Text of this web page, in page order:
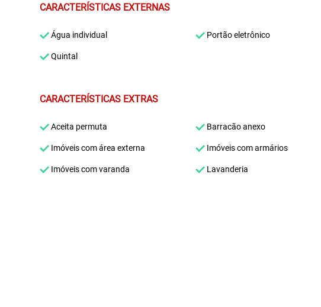
CARACTERÍSTICAS EXTERNAS
Água individual Portão eletrônico
Quintal
CARACTERÍSTICAS EXTRAS
Aceita permuta Barracão anexo
Imóveis com área externa Imóveis com armários
Imóveis com varanda Lavanderia